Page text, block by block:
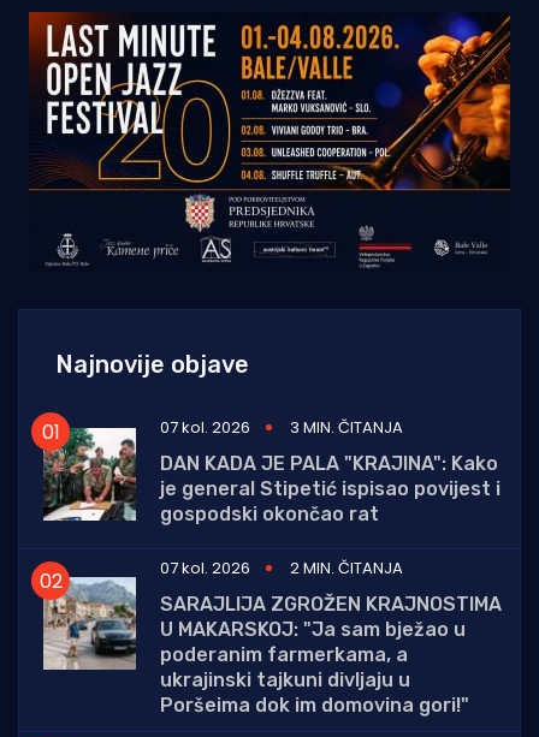
Najnovije objave
07 kol. 2026
3 MIN. ČITANJA
DAN KADA JE PALA "KRAJINA": Kako
je general Stipetić ispisao povijest i
gospodski okončao rat
07 kol. 2026
2 MIN. ČITANJA
SARAJLIJA ZGROŽEN KRAJNOSTIMA
U MAKARSKOJ: "Ja sam bježao u
poderanim farmerkama, a
ukrajinski tajkuni divljaju u
Poršeima dok im domovina gori!"